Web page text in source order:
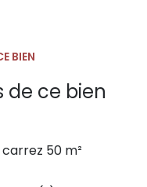
BIEN
de ce bien
carrez 50 m²